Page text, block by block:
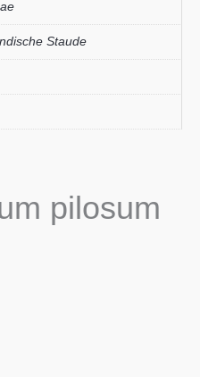
Staude
pilosum